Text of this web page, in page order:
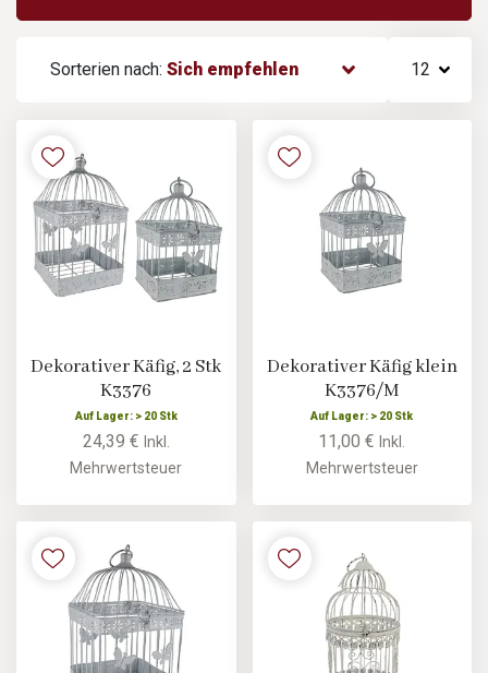
Sorterien nach: Sich empfehlen 12
Dekorativer Käfig, 2 Stk
K3376
Auf Lager: > 20 Stk
24,39 € Inkl.
Mehrwertsteuer
Dekorativer Käfig klein
K3376/M
Auf Lager: > 20 Stk
11,00 €Inkl.
Mehrwertsteuer